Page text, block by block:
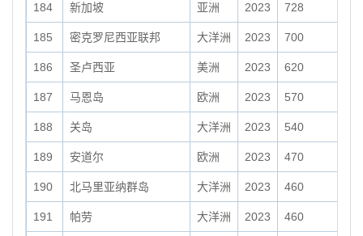
184 新加坡 亚洲 2023 728
185 密克罗尼西亚联邦 大洋洲 2023 700
186 圣卢西亚 美洲 2023 620
187 马恩岛 欧洲 2023 570
188 关岛 大洋洲 2023 540
189 安道尔 欧洲 2023 470
190 北马里亚纳群岛 大洋洲 2023 460
191 帕劳 大洋洲 2023 460